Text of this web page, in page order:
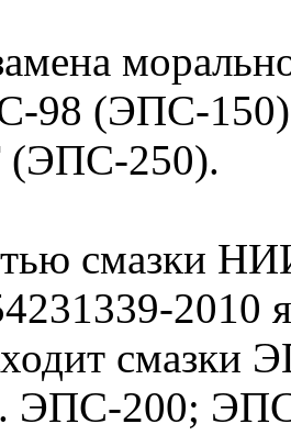
98 (ЭПС-
250).
смазки
2010
смазки
ЭПС-200;